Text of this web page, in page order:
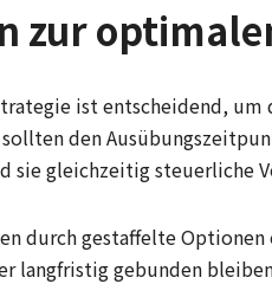
zur
ist entscheidend,
den
sie gleichzeitig steuerliche
durch gestaffelte Optionen
langfristig gebunden